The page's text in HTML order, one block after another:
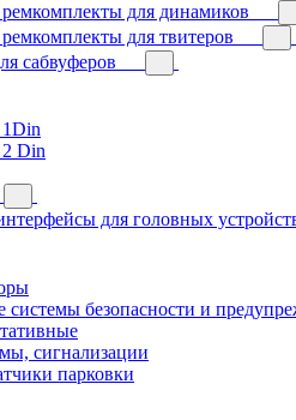
для динамиков
для твитеров
сабвуферов
Din
для головных
системы безопасности и
сигнализации
парковки